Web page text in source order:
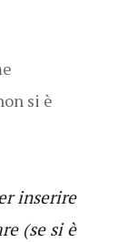
si è
inserire
(se si è